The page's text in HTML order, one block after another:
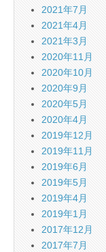
2021年7月
2021年4月
2021年3月
2020年11月
2020年10月
2020年9月
2020年5月
2020年4月
2019年12月
2019年11月
2019年6月
2019年5月
2019年4月
2019年1月
2017年12月
2017年7月